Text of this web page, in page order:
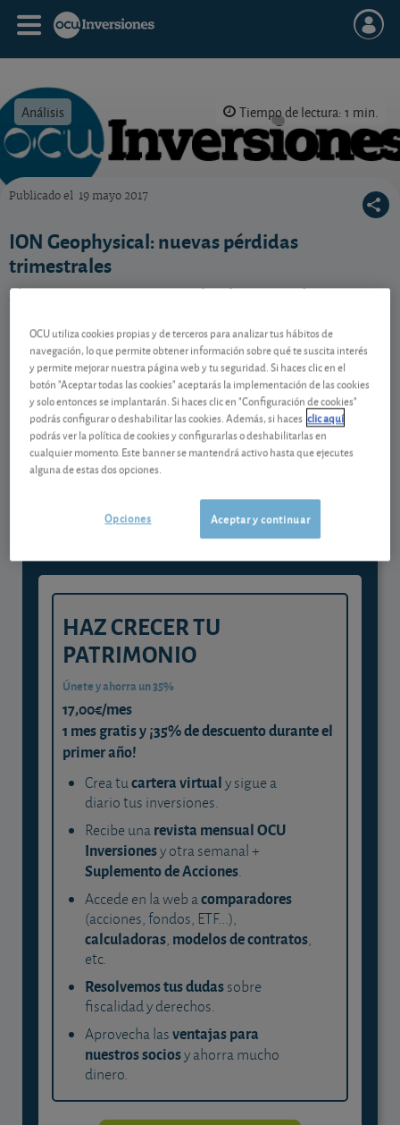
Análisis Tiempo de lectura: 1 min.
Publicado el 19 mayo 2017
ION Geophysical: nuevas pérdidas
trimestrales
El grupo americano especializado en estudios
trimestre.
Contenido reservado a SOCIOS
Gestiona tu dinero con visión
experta
y consigue que cada euro trabaje
para ti
HAZ CRECER TU
PATRIMONIO
Únete y ahorra un 35%
17,00€/mes
1 mes gratis y ¡35% de descuento durante el
primer año!
Crea tucartera virtualy sigue a
diario tus inversiones.
Recibe unarevista mensual OCU
Inversionesy otra semanal +
Suplemento de Acciones.
Accede en la web acomparadores
(acciones, fondos, ETF...),
calculadoras, modelos de contratos,
etc.
Resolvemos tus dudassobre
fiscalidad y derechos.
Aprovecha lasventajas para
nuestros sociosy ahorra mucho
dinero.
OCU utiliza cookies propias y de terceros para analizar tus hábitos de
navegación, lo que permite obtener información sobre qué te suscita interés
y permite mejorar nuestra página web y tu seguridad. Si haces clic en el
botón "Aceptar todas las cookies" aceptarás la implementación de las cookies
y solo entonces se implantarán. Si haces clic en "Configuración de cookies"
podrás configurar o deshabilitar las cookies. Además, si haces clic aquí
podrás ver la política de cookies y configurarlas o deshabilitarlas en
cualquier momento. Este banner se mantendrá activo hasta que ejecutes
alguna de estas dos opciones.
Aceptar y continuar
Opciones